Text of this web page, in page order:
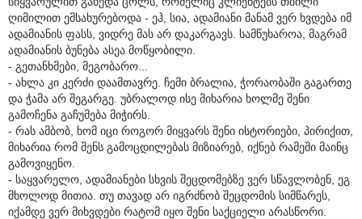
ღიმილით ემსახურებოდა - ეჰ, სია, ადამიანი მანამ ვერ ხვდება იმ
ადამიანის ფასს, ვიდრე მას არ დაკარგავს. სამწუხაროა, მაგრამ
ადამიანის ბუნება ასეა მოწყობილი.
- გეთანხმები, მეგობარო...
- ახლა კი კერძი დაამთავრე. ჩემი ბრალია, ჭორაობაში გაგართე
და ჭამა არ შეგარგე. უბრალოდ ისე მიხარია ხოლმე შენი
გამოჩენა გაჩუმება მიჭირს.
- რას ამბობ, ხომ იცი როგორ მიყვარს შენი ისტორიები, პირიქით,
მიხარია რომ შენს გამოცდილებას მიზიარებ, იქნებ რამეში მაინც
გამოვიყენო.
- საყვარელო, ადამიანები სხვის შეცდომებზე ვერ სწავლობენ, ეგ
მხოლოდ მითია. თუ თავად არ იგრძნობ შეცდომის სიმწარეს,
იქამდე ვერ მიხვდები რატომ იყო შენი საქციელი არასწორი.